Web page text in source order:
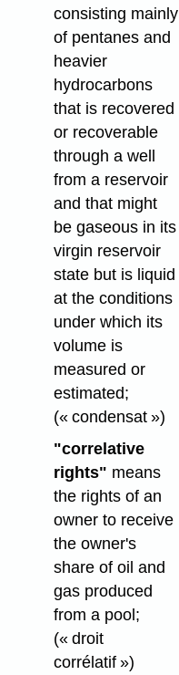
consisting mainly
of pentanes and
heavier
hydrocarbons
that is recovered
or recoverable
through a well
from a reservoir
and that might
be gaseous in its
virgin reservoir
state but is liquid
at the conditions
under which its
volume is
measured or
estimated;
(« condensat »)
"correlative
rights" means
the rights of an
owner to receive
the owner's
share of oil and
gas produced
from a pool;
(« droit
corrélatif »)